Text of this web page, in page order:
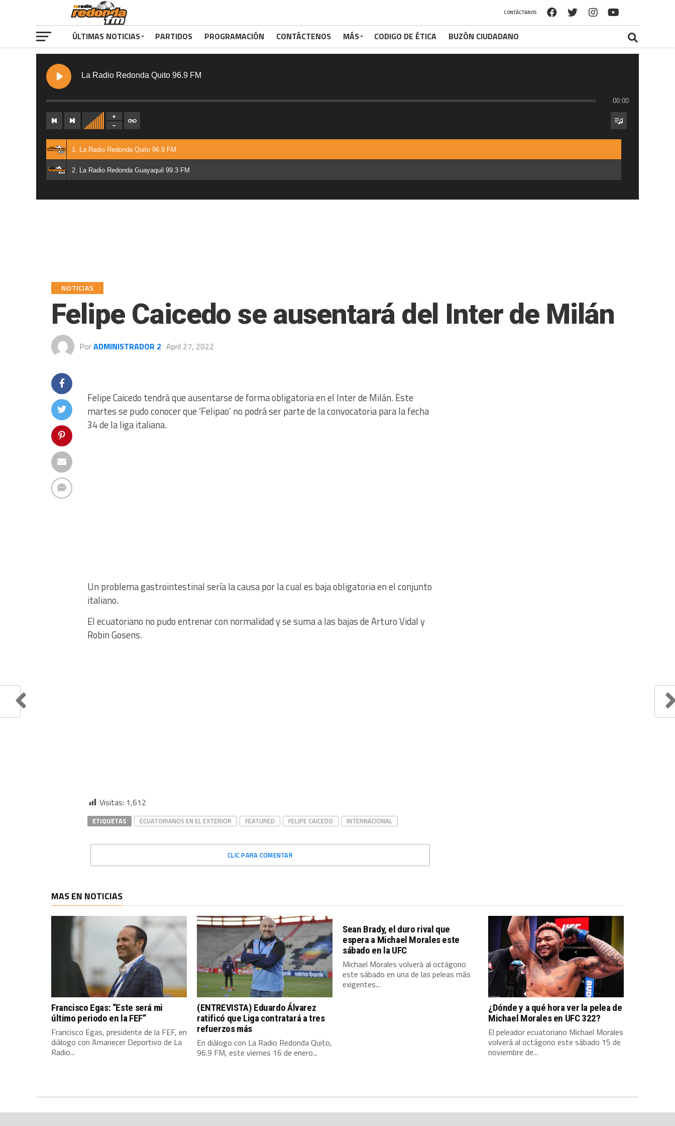
La Radio Redonda Quito 96.9 FM
00:00
1. La Radio Redonda Quito 96.9 FM
2. La Radio Redonda Guayaquil 99.3 FM
CONTÁCTANOS
ÚLTIMAS NOTICIAS PARTIDOS PROGRAMACIÓN CONTÁCTENOS MÁS CODIGO DE ÉTICA BUZÓN CIUDADANO
NOTICIAS
Felipe Caicedo se ausentará del Inter de Milán
PorADMINISTRADOR 2 April 27, 2022
Felipe Caicedo tendrá que ausentarse de forma obligatoria en el Inter de Milán. Este
martes se pudo conocer que ‘Felipao’ no podrá ser parte de la convocatoria para la fecha
34 de la liga italiana.
Un problema gastrointestinal sería la causa por la cual es baja obligatoria en el conjunto
italiano.
El ecuatoriano no pudo entrenar con normalidad y se suma a las bajas de Arturo Vidal y
Robin Gosens.
Visitas: 1,612
ETIQUETAS ECUATORIANOS EN EL EXTERIOR FEATURED FELIPE CAICEDO INTERNACIONAL
CLIC PARA COMENTAR
MAS EN NOTICIAS
Francisco Egas: “Este será mi
último periodo en la FEF”
Francisco Egas, presidente de la FEF, en
diálogo con Amanecer Deportivo de La
Radio...
(ENTREVISTA) Eduardo Álvarez
ratificó que Liga contratará a tres
refuerzos más
En diálogo con La Radio Redonda Quito,
96.9 FM, este viernes 16 de enero...
Sean Brady, el duro rival que
espera a Michael Morales este
sábado en la UFC
Michael Morales volverá al octágono
este sábado en una de las peleas más
exigentes...
¿Dónde y a qué hora ver la pelea de
Michael Morales en UFC 322?
El peleador ecuatoriano Michael Morales
volverá al octágono este sábado 15 de
noviembre de...